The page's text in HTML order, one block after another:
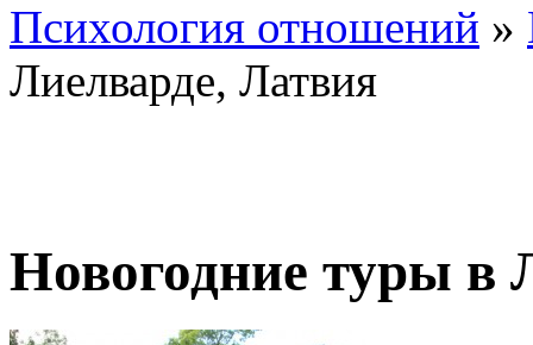
Психология отношений »
Лиелварде, Латвия
Новогодние туры в